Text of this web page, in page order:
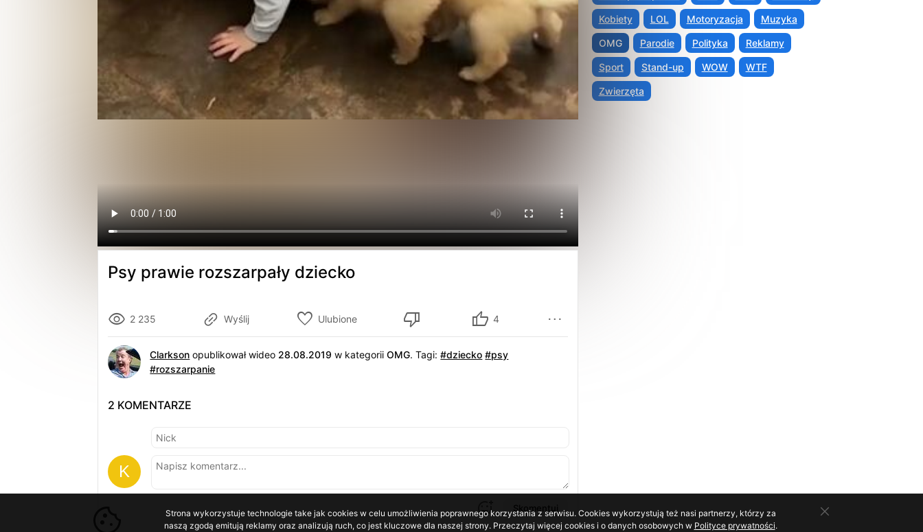
Psy prawie rozszarpały dziecko
2 235 Wyślij Ulubione 4
Clarkson opublikował wideo 28.08.2019 w kategoriiOMG.Tagi:#dziecko #psy
#rozszarpanie
2 KOMENTARZE
Skomentuj
Kobiety LOL Motoryzacja Muzyka
OMG Parodie Polityka Reklamy
Sport Stand-up WOW WTF
Zwierzęta
Strona wykorzystuje technologie take jak cookies w celu umożliwienia poprawnego korzystania z serwisu. Cookies wykorzystują też nasi partnerzy, którzy za
naszą zgodą emitują reklamy oraz analizują ruch, co jest kluczowe dla naszej strony. Przeczytaj więcej cookies i o danych osobowych w Polityce prywatności.